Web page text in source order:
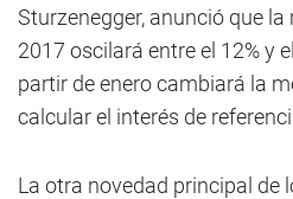
Sturzenegger, anunció que
2017 oscilará entre el 12% y
partir de enero cambiará la
calcular el interés de
La otra novedad principal de